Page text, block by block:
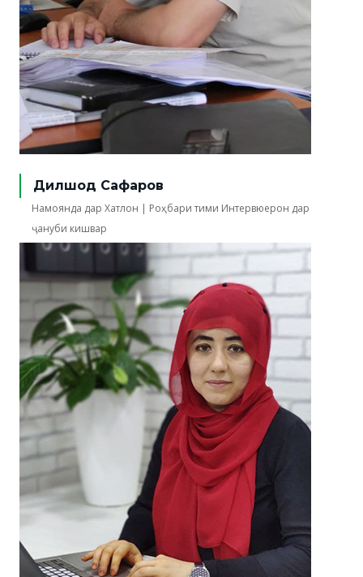
Дилшод Сафаров
Намоянда дар Хатлон | Роҳбари тими Интервюерон дар
ҷануби кишвар